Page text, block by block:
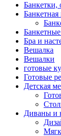
Банкетки,
Банкетная
Банкетные
Бра и
Вешалка
Вешалки
готовые
Готовые
Детская
Диваны и